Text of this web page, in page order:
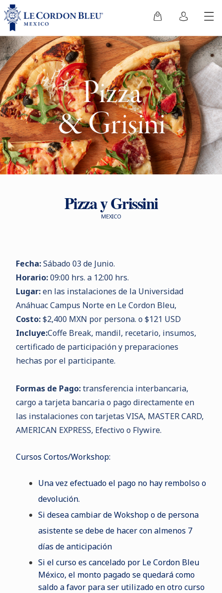
Pizza y Grissini
MEXICO
Fecha:Sábado 03 de Junio.
Horario:09:00 hrs. a 12:00 hrs.
Lugar:en las instalaciones de la Universidad
Anáhuac Campus Norte en Le Cordon Bleu,
Costo:$2,400 MXN por persona. o $121 USD
Incluye:Coffe Break, mandil, recetario, insumos,
certificado de participación y preparaciones
hechas por el participante.
Formas de Pago:transferencia interbancaria,
cargo a tarjeta bancaria o pago directamente en
las instalaciones con tarjetas VISA, MASTER CARD,
AMERICAN EXPRESS, Efectivo o Flywire.
Cursos Cortos/Workshop:
Una vez efectuado el pago no hay rembolso o
devolución.
Si desea cambiar de Wokshop o de persona
asistente se debe de hacer con almenos 7
días de anticipación
Si el curso es cancelado por Le Cordon Bleu
México, el monto pagado se quedará como
saldo a favor para ser utilizado en otro curso